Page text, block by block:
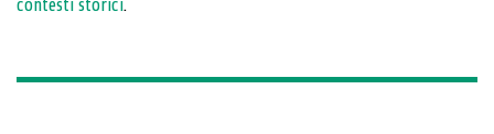
contesti storici.